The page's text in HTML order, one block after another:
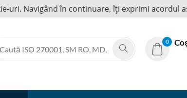
uri. Navigând în continuare, îţi exprimi acordul
0